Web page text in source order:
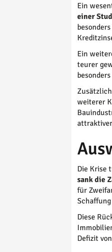
Ein
einer
Ein
teurer
weiterer
Die Krise
sank die
für
Diese
Defizit